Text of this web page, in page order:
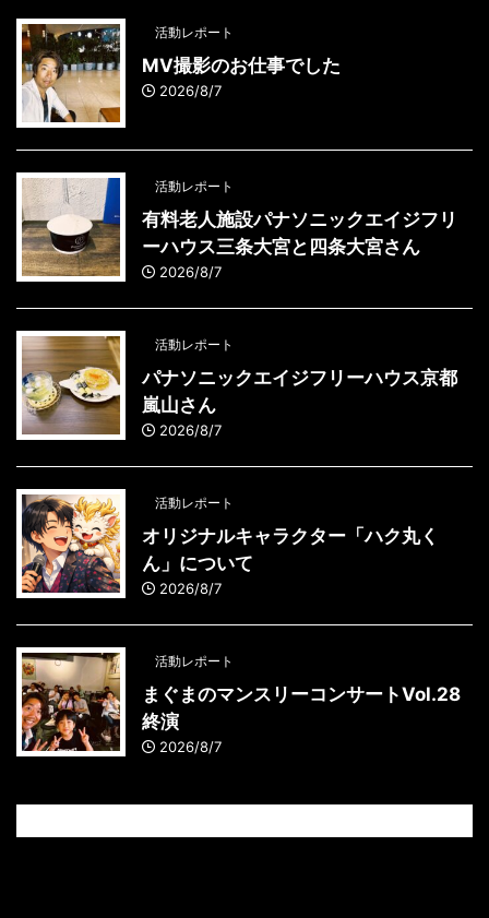
活動レポート
MV撮影のお仕事でした
2026/8/7
活動レポート
有料老人施設パナソニックエイジフリ
ーハウス三条大宮と四条大宮さん
2026/8/7
活動レポート
パナソニックエイジフリーハウス京都
嵐山さん
2026/8/7
活動レポート
オリジナルキャラクター「ハク丸く
ん」について
2026/8/7
活動レポート
まぐまのマンスリーコンサートVol.28
終演
2026/8/7